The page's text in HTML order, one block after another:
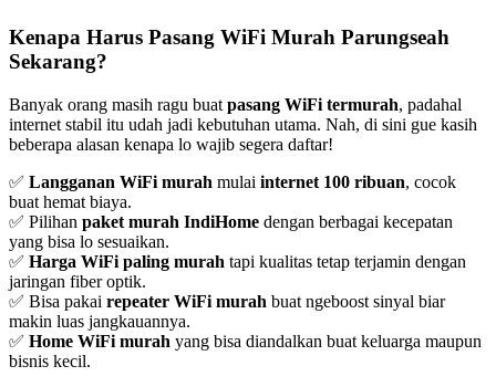
Kenapa Harus Pasang WiFi Murah Parungseah
Sekarang?
Banyak orang masih ragu buat pasang WiFi termurah, padahal
internet stabil itu udah jadi kebutuhan utama. Nah, di sini gue kasih
beberapa alasan kenapa lo wajib segera daftar!
✅ Langganan WiFi murah mulai internet 100 ribuan, cocok
buat hemat biaya.
✅ Pilihan paket murah IndiHome dengan berbagai kecepatan
yang bisa lo sesuaikan.
✅ Harga WiFi paling murah tapi kualitas tetap terjamin dengan
jaringan fiber optik.
✅ Bisa pakai repeater WiFi murah buat ngeboost sinyal biar
makin luas jangkauannya.
✅ Home WiFi murah yang bisa diandalkan buat keluarga maupun
bisnis kecil.